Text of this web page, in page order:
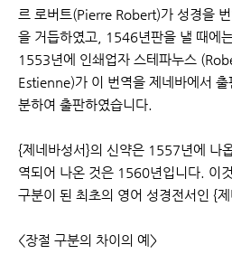
르 로버트(Pierre Robert)가 성경을
을 거듭하였고, 1546년판을 낼 때에
1553년에 인쇄업자 스테파누스
Estienne)가 이 번역을 제네바에서
분하여 출판하였습니다.
{제네바성서}의 신약은 1557년에 나
역되어 나온 것은 1560년입니다. 이
구분이 된 최초의 영어 성경전서인 {
<장절 구분의 차이의 예>